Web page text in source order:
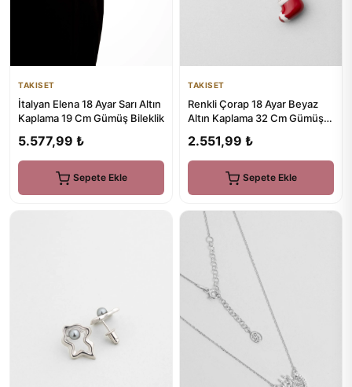
TAKISET
İtalyan Elena 18 Ayar Sarı Altın
Kaplama 19 Cm Gümüş Bileklik
5.577,99 ₺
Sepete Ekle
TAKISET
Renkli Çorap 18 Ayar Beyaz
Altın Kaplama 32 Cm Gümüş
2.551,99 ₺
Sepete Ekle